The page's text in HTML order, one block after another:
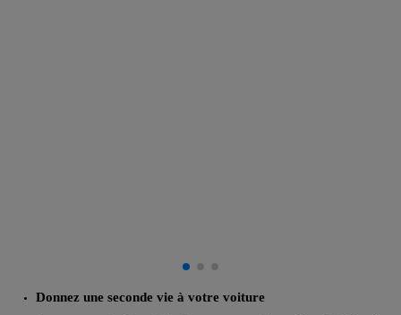
Donnez une seconde vie à votre voiture